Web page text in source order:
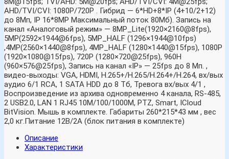
AHD/TVI/CVI: 1080P/720P . Гибрид — 6*HD+8*IP (4+10/2+12)
до 8Мп, IP 16*8MP Максимальный поток 80Mб). Запись на
канал «Аналоговый режим» — 8MP_Lite(1920×2160@8fps),
5MP(2592×1944@6fps), 5MP_HALF (1296×1944@10fps)
,4MP(2560×1440@8fps), 4MP_HALF (1280×1440@15fps), 1080P
(1920×1080@15fps), 720P (1280×720@25fps), 960H
(960×576@25fps), Запись на канал «IP» — 25fps до 8 Мп. ,
видео-выходы: VGA, HDMI, H.265+/H.265/H.264+/H.264, вх/вых
аудио 6/1 RCA, 1 SATA HDD до 8 Тб, Тревога вх/вых 4/1 ,
Воспроизведение из архива одновременно 4 канала, RS-485,
2 USB2.0, LAN 1 RJ45 10M/100/1000M, PTZ, Smart, ICloud
BitVision. Мышь в комплекте. Габариты 260*215*43 мм , вес
2,0 кг.Питание 12B/2А (блок питания в комплекте)
Описание
Характеристики